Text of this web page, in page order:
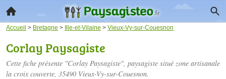
Accueil > Bretagne > Ille-et-Vilaine > Vieux-Vy-sur-Couesnon
Corlay Paysagiste
Cette fiche présente "Corlay Paysagiste", paysagiste situé zone artisanale
la croix couverte, 35490 Vieux-Vy-sur-Couesnon.